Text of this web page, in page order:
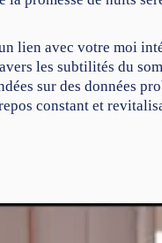
lien avec votre moi
les subtilités du
sur des données
constant et